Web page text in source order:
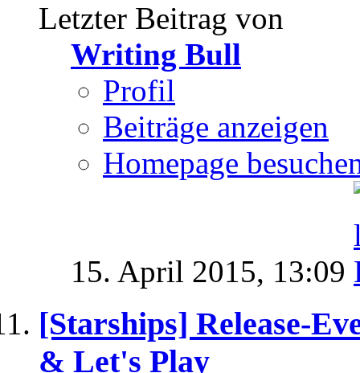
Letzter Beitrag von
Writing Bull
Profil
Beiträge anzeigen
Homepage
15. April 2015, 13:09
[Starships] Release-
& Let's Play